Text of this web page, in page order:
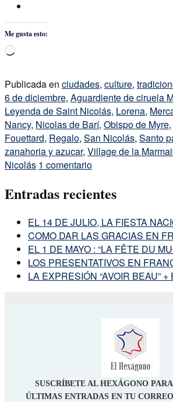
Me gusta esto:
Cargando...
Publicada en ciudades, culture,
6 de diciembre, Aguardiente de ciruela
Leyenda de Saint Nicolás, Lorena,
Nancy, Nicolas de Barí, Obispo de Myre,
Fouettard, Regalo, San Nicolás, Santo
zanahoria y azucar, Village de la
Nicolás 1 comentario
Entradas recientes
EL 14 DE JULIO, LA FIESTA
COMO DAR LAS GRACIAS EN
EL 1 DE MAYO : “LA FÊTE DU
LOS PRESENTATIVOS EN
LA EXPRESIÓN “AVOIR BEAU”